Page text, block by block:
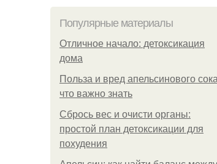
Популярные материалы
Отличное начало: детоксикация
дома
Польза и вред апельсинового
что важно знать
Сбрось вес и очисти органы:
простой план детоксикации для
похудения